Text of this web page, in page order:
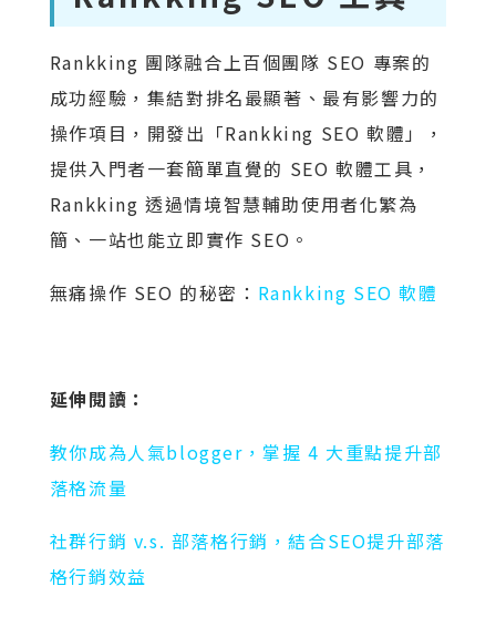
Rankking 團隊融合上百個團隊 SEO 專案的
成功經驗，集結對排名最顯著、最有影響力的
操作項目，開發出「Rankking SEO 軟體」，
提供入門者一套簡單直覺的 SEO 軟體工具，
Rankking 透過情境智慧輔助使用者化繁為
簡、一站也能立即實作 SEO。
無痛操作 SEO 的秘密： Rankking SEO 軟體
延伸閱讀：
教你成為人氣blogger，掌握 4 大重點提升部
落格流量
社群行銷 v.s. 部落格行銷，結合SEO提升部落
格行銷效益